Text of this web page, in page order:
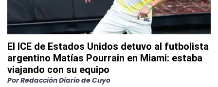
El ICE de Estados Unidos detuvo al futbolista
argentino Matías Pourrain en Miami: estaba
viajando con su equipo
PorRedacción Diario de Cuyo